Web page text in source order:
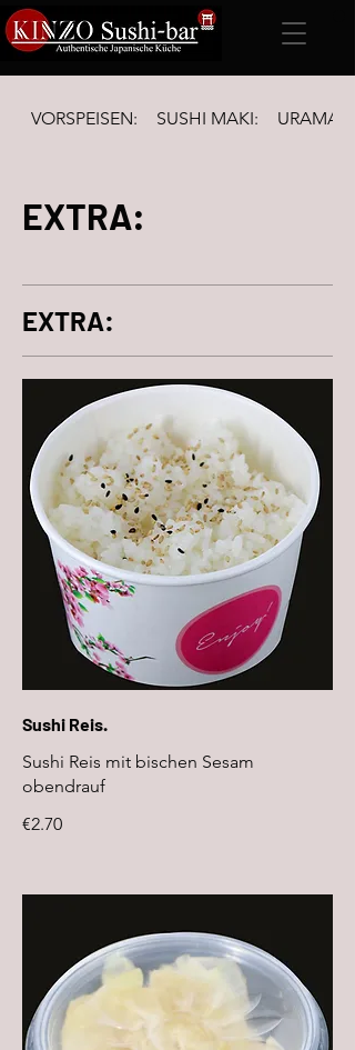
VORSPEISEN: SUSHI MAKI:
EXTRA:
EXTRA:
Sushi Reis.
Sushi Reis mit bischen Sesam
obendrauf
€2.70